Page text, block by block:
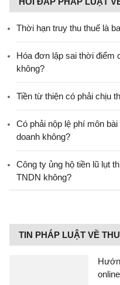
Thời hạn truy thu thuế là
Hóa đơn lập sai thời
không?
Tiền từ thiện có phải chịu
Có phải nộp lệ phí môn
doanh không?
Công ty ủng hộ tiền lũ lụt
TNDN không?
TIN PHÁP LUẬT VỀ
online